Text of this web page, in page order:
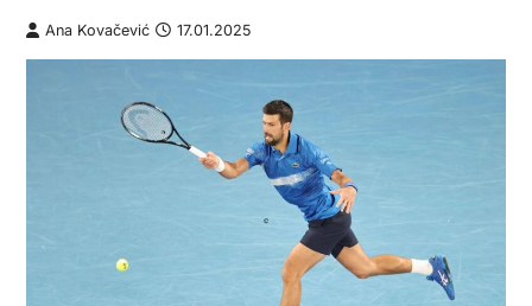
Ana Kovačević 17.01.2025